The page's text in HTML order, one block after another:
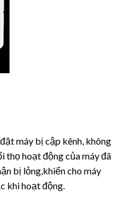
máy bị cập kênh, không
thọ hoạt động của máy đã
bị lỏng,khiến cho máy
khi hoạt động.